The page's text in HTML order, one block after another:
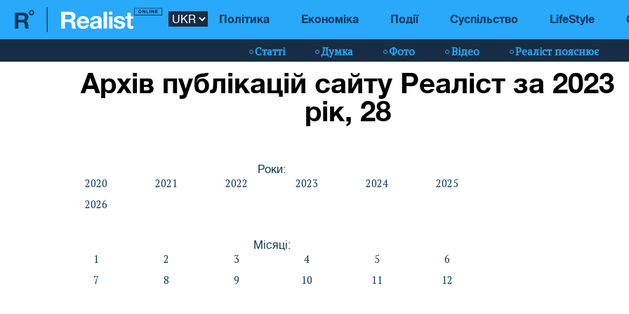
Політика Економіка Події Суспільство LifeStyle
Статті Думка Фото Відео Реаліст пояснює
Архів публікацій сайту Реаліст за 2023
рік, 28
Роки:
2020 2021 2022 2023 2024
2025
2026
Місяці:
1 2 3 4 5
6
7
8 9 10 11 12